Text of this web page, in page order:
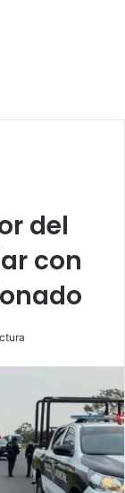
del
con